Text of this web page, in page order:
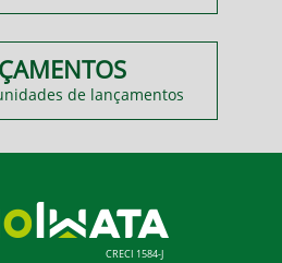
de lançamentos
CRECI 1584-J